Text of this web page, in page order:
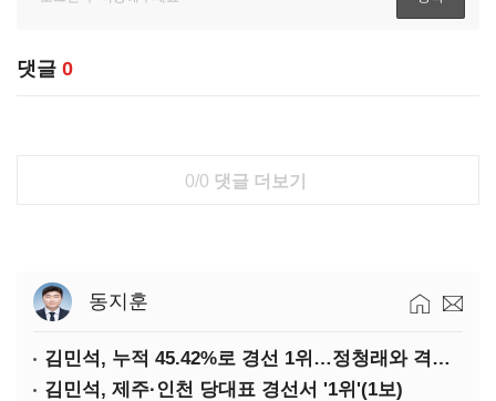
댓글 0
0/0 댓글 더보기
동지훈
김민석, 누적 45.42%로 경선 1위…정청래와 격차 0.86%p(2보)
김민석, 제주·인천 당대표 경선서 '1위'(1보)